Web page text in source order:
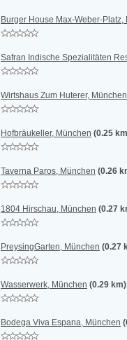
Burger House Max-Weber-Platz,
Safran Indische Spezialitäten
Wirtshaus Zum Huterer, München
Hofbräukeller, München (0.25
Taverna Paros, München (0.26
1804 Hirschau, München (0.27
PreysingGarten, München (0.27
Wasserwerk, München (0.29 km)
Bodega Viva Espana, München